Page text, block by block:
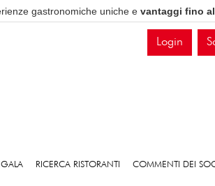
gastronomiche uniche e vantaggi fino al
Login
RICERCA RISTORANTI COMMENTI DEI